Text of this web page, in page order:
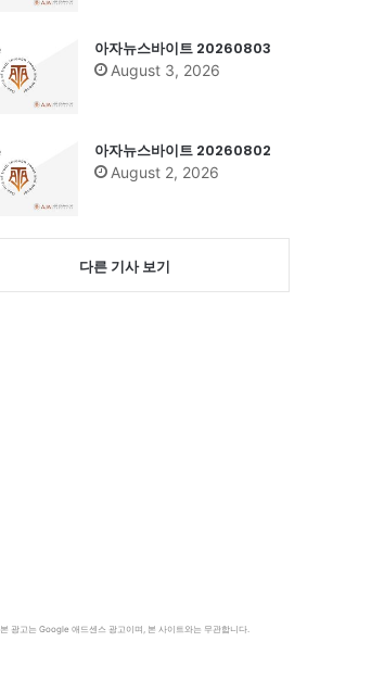
아자뉴스바이트 20260803
August 3, 2026
아자뉴스바이트 20260802
August 2, 2026
다른 기사 보기
본 광고는 Google 애드센스 광고이며, 본 사이트와는 무관합니다.